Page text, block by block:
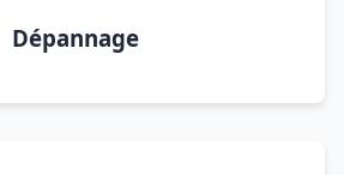
Dépannage